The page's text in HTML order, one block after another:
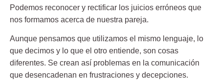
Podemos reconocer y rectificar los juicios erróneos que
nos formamos acerca de nuestra pareja.
Aunque pensamos que utilizamos el mismo lenguaje, lo
que decimos y lo que el otro entiende, son cosas
diferentes. Se crean así problemas en la comunicación
que desencadenan en frustraciones y decepciones.